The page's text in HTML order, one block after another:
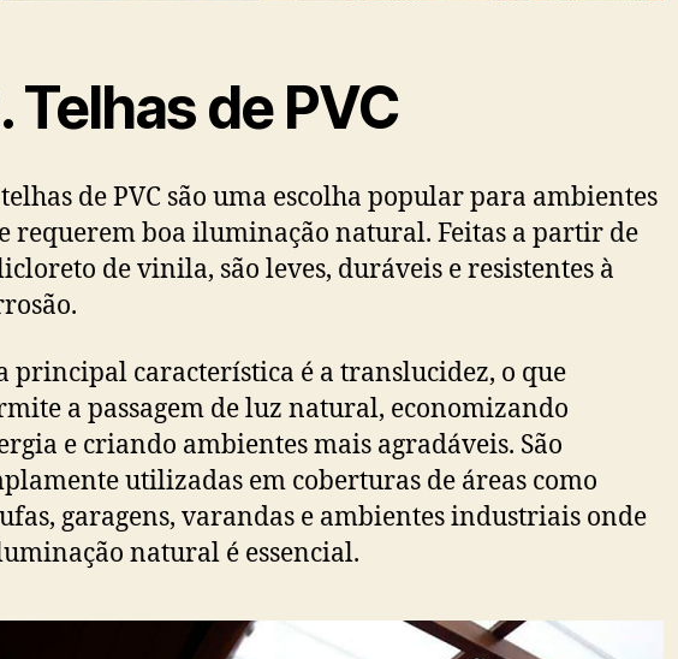
Telhas de PVC
de PVC são uma escolha popular para ambientes
requerem boa iluminação natural. Feitas a partir de
de vinila, são leves, duráveis e resistentes à
principal característica é a translucidez, o que
a passagem de luz natural, economizando
e criando ambientes mais agradáveis. São
utilizadas em coberturas de áreas como
garagens, varandas e ambientes industriais onde
natural é essencial.